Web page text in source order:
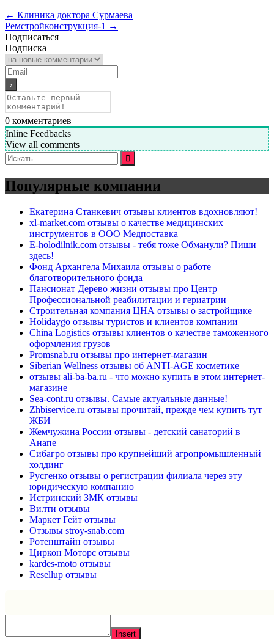
← Клиника доктора Сурмаева
Ремстройконструкция-1 →
Подписаться
Подписка
0 комментариев
Inline Feedbacks
View all comments
Искать:
Популярные компании
Екатерина Станкевич отзывы клиентов вдохновляют!
xl-market.com отзывы о качестве медицинских
инструментов в ООО Медпоставка
E-holodilnik.com отзывы - тебя тоже Обманули? Пиши
здесь!
Фонд Архангела Михаила отзывы о работе
благотворительного фонда
Пансионат Дерево жизни отзывы про Центр
Профессиональной реабилитации и гериатрии
Строительная компания ЦНА отзывы о застройщике
Holidaygo отзывы туристов и клиентов компании
China Logistics отзывы клиентов о качестве таможенного
оформления грузов
Promsnab.ru отзывы про интернет-магазин
Siberian Wellness отзывы об ANTI-AGE косметике
отзывы ali-ba-ba.ru - что можно купить в этом интернет-
магазине
Sea-cont.ru отзывы. Самые актуальные данные!
Zhbiservice.ru отзывы прочитай, прежде чем купить тут
ЖБИ
Жемчужина России отзывы - детский санаторий в
Анапе
Сибагро отзывы про крупнейший агропромышленный
холдинг
Русгенко отзывы о регистрации филиала через эту
юридическую компанию
Истринский ЗМК отзывы
Вилти отзывы
Маркет Гейт отзывы
Отзывы stroy-snab.com
Ротенштайн отзывы
Циркон Моторс отзывы
kardes-moto отзывы
Resellup отзывы
Insert